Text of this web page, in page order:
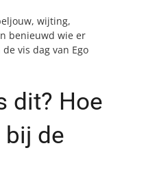
wijting,
benieuwd wie er
vis dag van Ego
dit? Hoe
bij de